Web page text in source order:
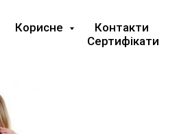
Корисне
Контакти
Сертифікати